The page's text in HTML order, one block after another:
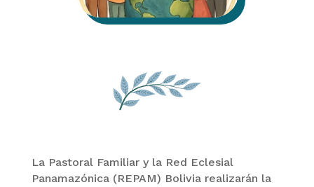
La Pastoral Familiar y la Red Eclesial
Panamazónica (REPAM) Bolivia realizarán la